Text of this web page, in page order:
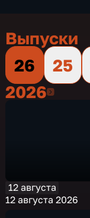
Выпуски
26
25
20262026
12 августа
12 августа 2026